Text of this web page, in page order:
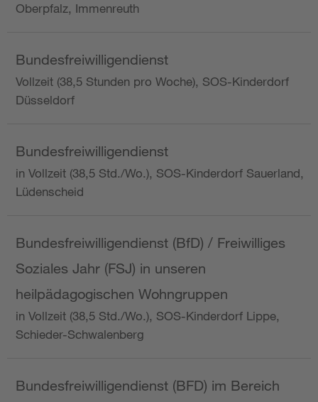
Oberpfalz, Immenreuth
Bundesfreiwilligendienst
Vollzeit (38,5 Stunden pro Woche), SOS-Kinderdorf
Düsseldorf
Bundesfreiwilligendienst
in Vollzeit (38,5 Std./Wo.), SOS-Kinderdorf Sauerland,
Lüdenscheid
Bundesfreiwilligendienst (BfD) / Freiwilliges
Soziales Jahr (FSJ) in unseren
heilpädagogischen Wohngruppen
in Vollzeit (38,5 Std./Wo.), SOS-Kinderdorf Lippe,
Schieder-Schwalenberg
Bundesfreiwilligendienst (BFD) im Bereich